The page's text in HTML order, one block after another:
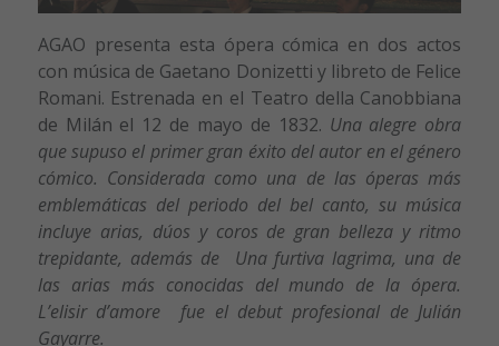
AGAO presenta esta ópera cómica en dos actos
con música de Gaetano Donizetti y libreto de Felice
Romani. Estrenada en el Teatro della Canobbiana
de Milán el 12 de mayo de 1832. Una alegre obra
que supuso el primer gran éxito del autor en el género
cómico. Considerada como una de las óperas más
emblemáticas del periodo del bel canto, su música
incluye arias, dúos y coros de gran belleza y ritmo
trepidante, además de Una furtiva lagrima, una de
las arias más conocidas del mundo de la ópera.
L’elisir d’amore fue el debut profesional de Julián
Gayarre.